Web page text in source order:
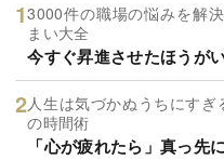
3000件の職場の悩みを解
まい大全
今すぐ昇進させたほうが
人生は気づかぬうちにす
の時間術
「心が疲れたら」真っ先